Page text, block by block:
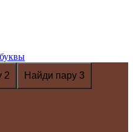
2 Найди пару 3